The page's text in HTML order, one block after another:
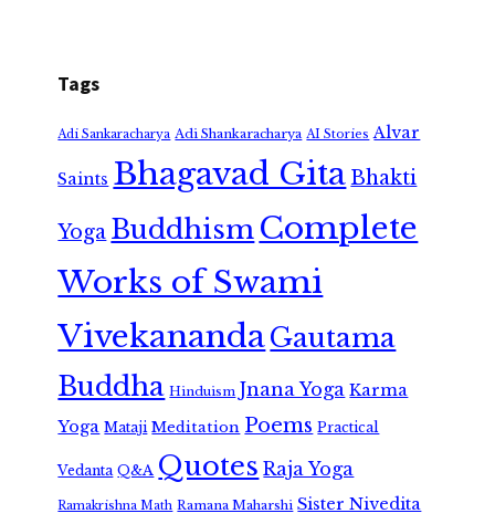
Tags
Adi Sankaracharya Adi Shankaracharya AI Stories Alvar
Saints Bhagavad GitaBhakti
Yoga Buddhism Complete
Works of Swami
VivekanandaGautama
Buddha Hinduism Jnana Yoga Karma
Yoga Mataji Meditation Poems Practical
Vedanta Q&A Quotes Raja Yoga
Ramakrishna Math Ramana Maharshi Sister Nivedita